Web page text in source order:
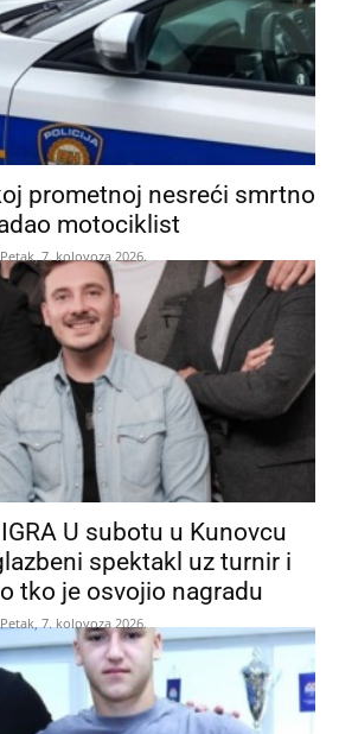
prometnoj nesreći smrtno
motociklist
Petak, 7. kolovoza 2026.
U subotu u Kunovcu
spektakl uz turnir i
tko je osvojio nagradu
Petak, 7. kolovoza 2026.